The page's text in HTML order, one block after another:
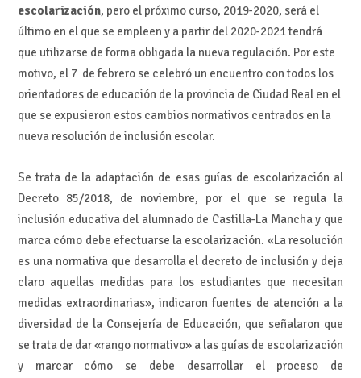
escolarización, pero el próximo curso, 2019-2020, será el
último en el que se empleen y a partir del 2020-2021 tendrá
que utilizarse de forma obligada la nueva regulación. Por este
motivo, el 7 de febrero se celebró un encuentro con todos los
orientadores de educación de la provincia de Ciudad Real en el
que se expusieron estos cambios normativos centrados en la
nueva resolución de inclusión escolar.
Se trata de la adaptación de esas guías de escolarización al
Decreto 85/2018, de noviembre, por el que se regula la
inclusión educativa del alumnado de Castilla-La Mancha y que
marca cómo debe efectuarse la escolarización. «La resolución
es una normativa que desarrolla el decreto de inclusión y deja
claro aquellas medidas para los estudiantes que necesitan
medidas extraordinarias», indicaron fuentes de atención a la
diversidad de la Consejería de Educación, que señalaron que
se trata de dar «rango normativo» a las guías de escolarización
y marcar cómo se debe desarrollar el proceso de